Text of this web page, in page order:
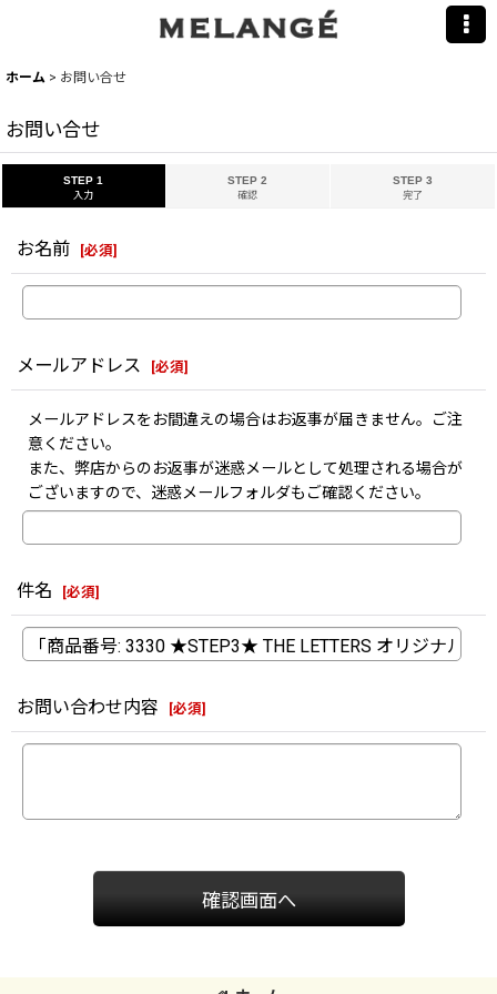
ホーム > お問い合せ
お問い合せ
STEP 1
入力
STEP 2
確認
STEP 3
完了
お名前 [必須]
メールアドレス [必須]
メールアドレスをお間違えの場合はお返事が届きません。ご注
意ください。
また、弊店からのお返事が迷惑メールとして処理される場合が
ございますので、迷惑メールフォルダもご確認ください。
件名 [必須]
お問い合わせ内容 [必須]
確認画面へ